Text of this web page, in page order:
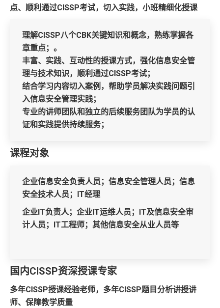
点、顺利通过CISSP考试，切入实践，小班精细化授课
理解CISSP八个CBK关键知识和概念，熟练掌握各
章重点；。
丰富、实践、互动性的授课方式，强化信息安全管
理与技术知识，顺利通过CISSP考试；
结合学习内容切入案例，帮助学员解决实践问题引
入信息安全管理实践；
专业的讲师团队和独立的后续服务团队为学员的认
证和实践提供持续服务；
课程对象
企业信息安全负责人员；信息安全管理人员；信息
安全技术人员；IT经理
企业IT负责人；企业IT运维人员；IT及信息安全审
计人员；IT工程师；其他信息安全从业人员等
国内CISSP资深授课专家
多年CISSP授课经验老师，多年CISSP题目分析讲授讲
师、保障教学质量